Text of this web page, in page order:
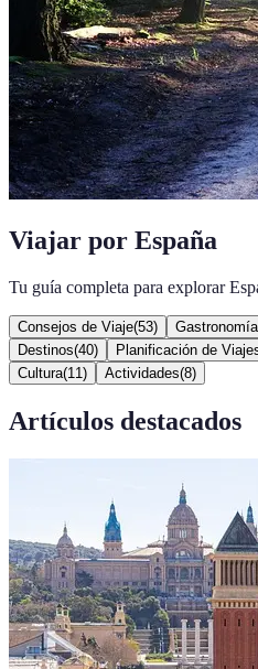
Viajar por España
Tu guía completa para explorar
Consejos de Viaje(53) Gastronomía
Destinos(40) Planificación de
Cultura(11 ) Actividades(8)
Artículos destacados